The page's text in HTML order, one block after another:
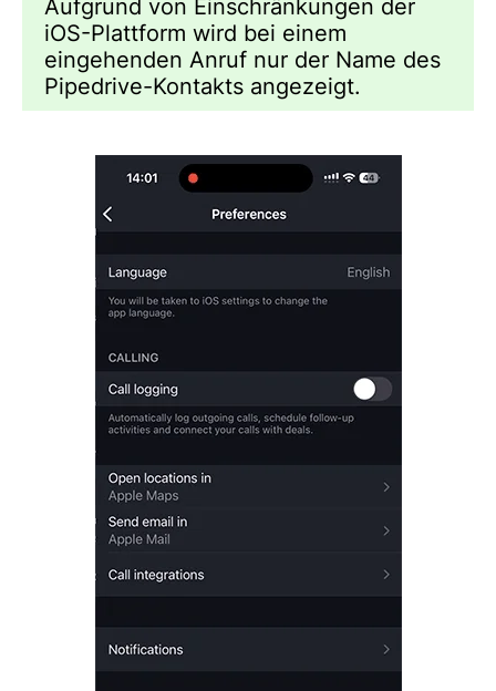
Aufgrund von Einschränkungen der
iOS-Plattform wird bei einem
eingehenden Anruf nur der Name des
Pipedrive-Kontakts angezeigt.